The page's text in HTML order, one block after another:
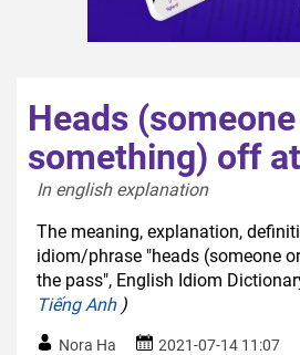
Heads
something) off
In english explanation
The meaning, explanation,
idiom/phrase "heads (someone
the pass", English Idiom
Tiếng Anh)
Nora Ha 2021-07-14 11:07